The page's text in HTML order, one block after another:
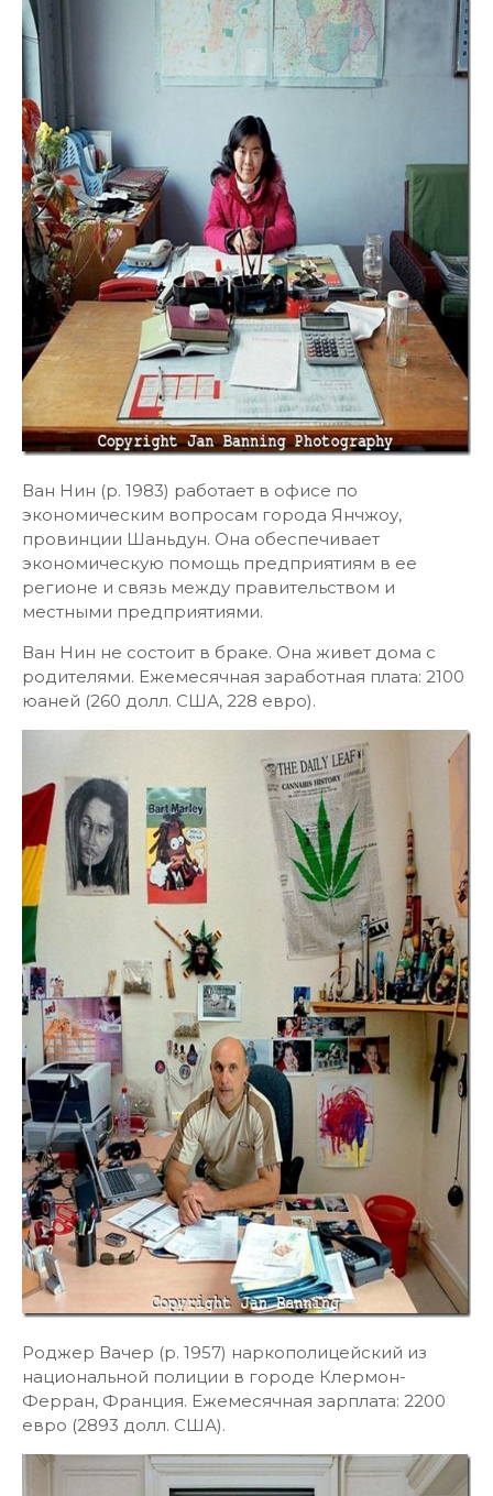
Ван Нин (р. 1983) работает в офисе по
экономическим вопросам города Янчжоу,
провинции Шаньдун. Она обеспечивает
экономическую помощь предприятиям в ее
регионе и связь между правительством и
местными предприятиями.
Ван Нин не состоит в браке. Она живет дома с
родителями. Ежемесячная заработная плата: 2100
юаней (260 долл. США, 228 евро).
Роджер Вачер (р. 1957) наркополицейский из
национальной полиции в городе Клермон-
Ферран, Франция. Ежемесячная зарплата: 2200
евро (2893 долл. США).